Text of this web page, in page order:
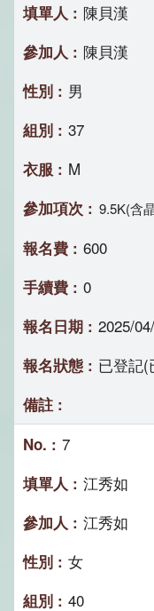
陳貝漢
陳貝漢
男
37
M
9.5K(含
600
0
2025/
已登記(
7
江秀如
江秀如
女
40